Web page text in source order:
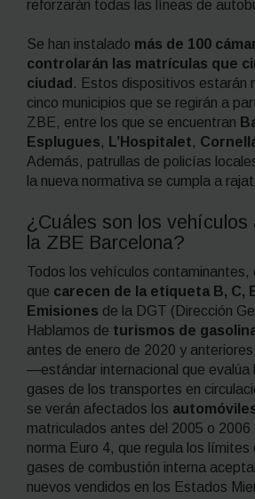
reforzarán todas las líneas de
Se han instalado más de 100
controlarán las matrículas que
ciudad . Estos dispositivos estarán
cinco municipios que se regirán a
ZBE, entre los que se encuentran
Esplugues, L’Hospitalet,
Además, patrullas de policías
la nueva normativa se cumpla a
¿Cuáles son los
la ZBE Barcelona?
Todos los vehículos contaminantes,
que carecen de la etiqueta B, C,
Emisiones de la DGT (Dirección
Hablamos de turismos de
antes de enero de 2020 y
—estándar internacional que evalúa
gases de los transportes en
se verán afectados los
matriculados antes del 2005 o 2006
norma Euro 4, que regula los límites
gases de combustión interna
nuevos vendidos en los Estados